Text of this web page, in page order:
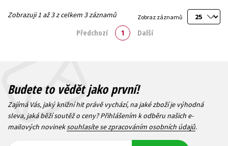
Zobraz záznamů
Zobrazuji 1 až 3 z celkem 3 záznamů
Předchozí 1 Další
Budete to vědět jako první!
Zajímá Vás, jaký knižní hit právě vychází, na jaké zboží je výhodná
sleva, jaká běží soutěž o ceny? Přihlášením k odběru našich e-
mailových novineksouhlasíte se zpracováním osobních údajů.